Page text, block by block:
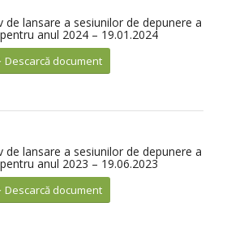
de lansare a sesiunilor de depunere a
anul 2024 – 19.01.2024
Descarcă document
de lansare a sesiunilor de depunere a
anul 2023 – 19.06.2023
Descarcă document